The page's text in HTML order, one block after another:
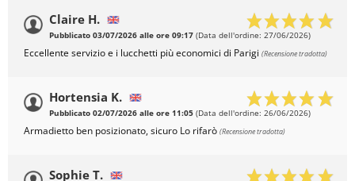
Claire H.
Pubblicato 03/07/2026 alle ore 09:17 (Data dell'ordine: 27/06/2026)
Eccellente servizio e i lucchetti più economici di Parigi (Recensione tradotta)
Hortensia K.
Pubblicato 02/07/2026 alle ore 11:05 (Data dell'ordine: 26/06/2026)
Armadietto ben posizionato, sicuro Lo rifarò (Recensione tradotta)
Sophie T.